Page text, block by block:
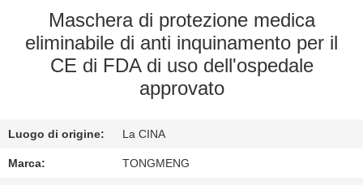
FABBRICA
CONTROLLO
CONTATTICI
Maschera di protezione medica
eliminabile di anti inquinamento per il
CE di FDA di uso dell'ospedale
approvato
Luogo di origine: La CINA
Marca: TONGMENG